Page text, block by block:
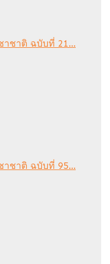
าชาติ ฉบับที่ 21...
าชาติ ฉบับที่ 95...